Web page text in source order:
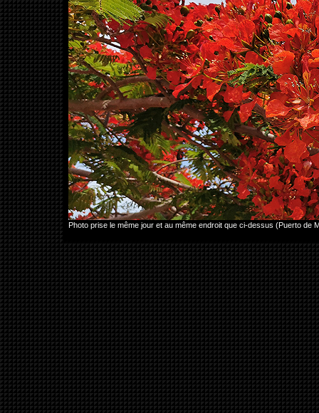
Photo prise le même jour et au même endroit que ci-dessus (Puerto de